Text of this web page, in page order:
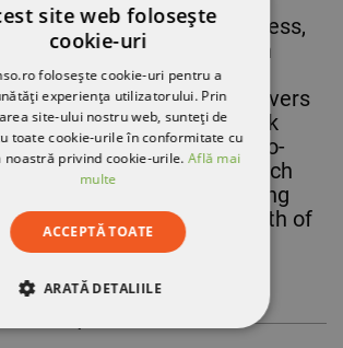
foam coating on a seamless,
nylon liner. Palm dipped in
and developed as a
MaxiFlex® Active™ delivers
during and after work
of thousands of micro-
specialized ingredients which
and vitamin E. Supporting
awareness. With total length of
EN 388, EN 420
site web folosește
cookie-uri
folosește cookie-uri pentru a
experiența utilizatorului. Prin
site-ului nostru web, sunteți de
toate cookie-urile în conformitate cu
noastră privind cookie-urile.Află mai
multe
ACCEPTĂ TOATE
ARATĂ DETALIILE
NECESARE